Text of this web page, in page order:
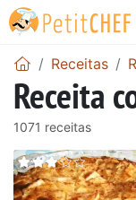
Receitas
Receita
1071 receitas